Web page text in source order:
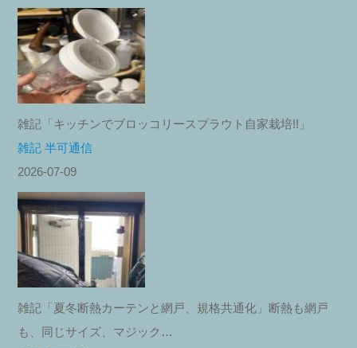
雑記「キッチンでブロッコリースプラウト自家栽培!!」
雑記 半可通信
2026-07-09
雑記「夏冬断熱カーテンと網戸、規格共通化」断熱も網戸
も、同じサイズ、マジック…